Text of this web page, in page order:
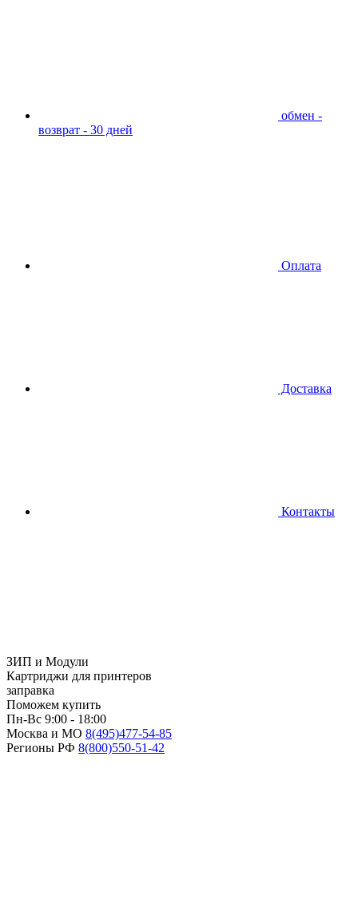
обмен -
возврат - 30 дней
Оплата
Доставка
Контакты
ЗИП и Модули
Картриджи для принтеров
заправка
Поможем купить
Пн-Вс 9:00 - 18:00
Москва и МО 8(495)477-54-85
Регионы РФ 8(800)550-51-42